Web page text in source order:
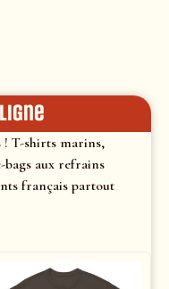
T-shirts marins,
bags aux refrains
français partout